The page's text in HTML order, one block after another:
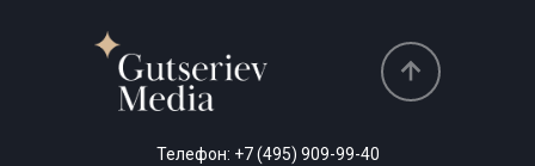
Телефон: +7 (495) 909-99-40